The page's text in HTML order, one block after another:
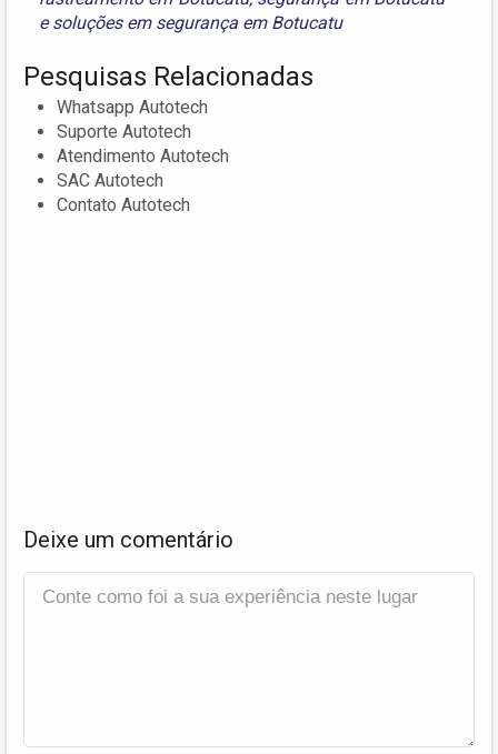
esoluções em segurança em Botucatu
Pesquisas Relacionadas
Whatsapp Autotech
Suporte Autotech
Atendimento Autotech
SAC Autotech
Contato Autotech
Deixe um comentário